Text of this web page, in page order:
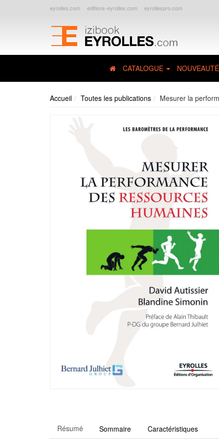
eyrolles.com editions-eyrolles.com eyrollespro.com
CATALOGUE
Accueil Toutes les publications Mesurer la
Résumé Sommaire Caractéristiques